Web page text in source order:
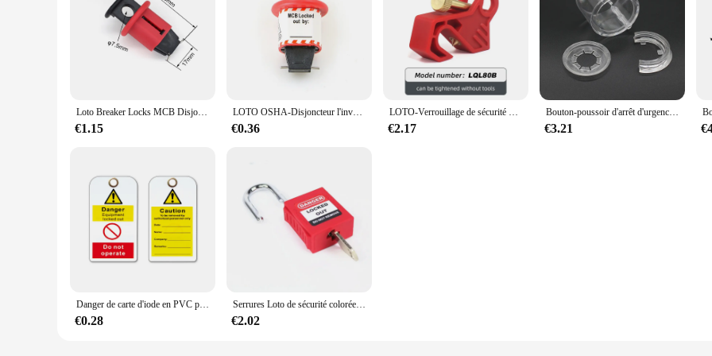
Loto Breaker Locks MCB Disjoncteur, Lockout Device, Electric Lockout, Miniature Breaker, Air Switch
€1.15
LOTO OSHA-Disjoncteur l'inventaire, dispositif de verrouillage de sécurité MCB, appareil d'isolation d'énergie dangereuse, mise hors tension lors de l'entretien
€0.36
LOTO-Verrouillage de sécurité MCB universel, disjoncteur multifonctionnel, nouveau
€2.17
Bouton-poussoir d'arrêt d'urgence de sécurité transparent, loquet de verrouillage, couvercle d'interrupteur lointain, parfait
€3.21
Danger de carte d'iode en PVC pour les pommes de terre sûres, ne pas utiliser, marque de verrouillage, non perfecemballages, signature, avertissement LOTO, note d'avis
€0.28
Serrures Loto de sécurité colorées, cylindre en cuivre, cadenas à manille en acier, dispositif de verrouillage industriel, 25mm
€2.02